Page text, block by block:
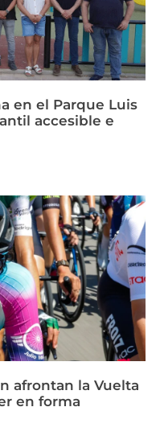
en el Parque Luis
accesible e
afrontan la Vuelta
en forma